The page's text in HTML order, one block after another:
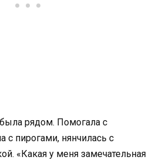
рядом. Помогала с
с пирогами, нянчилась с
«Какая у меня замечательная